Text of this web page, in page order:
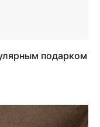
подарком